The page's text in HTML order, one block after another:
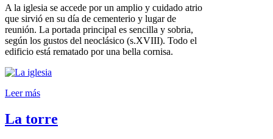
A la iglesia se accede por un amplio y cuidado atrio
que sirvió en su día de cementerio y lugar de
reunión. La portada principal es sencilla y sobria,
según los gustos del neoclásico (s.XVIII). Todo el
edificio está rematado por una bella cornisa.
Leer más
La torre